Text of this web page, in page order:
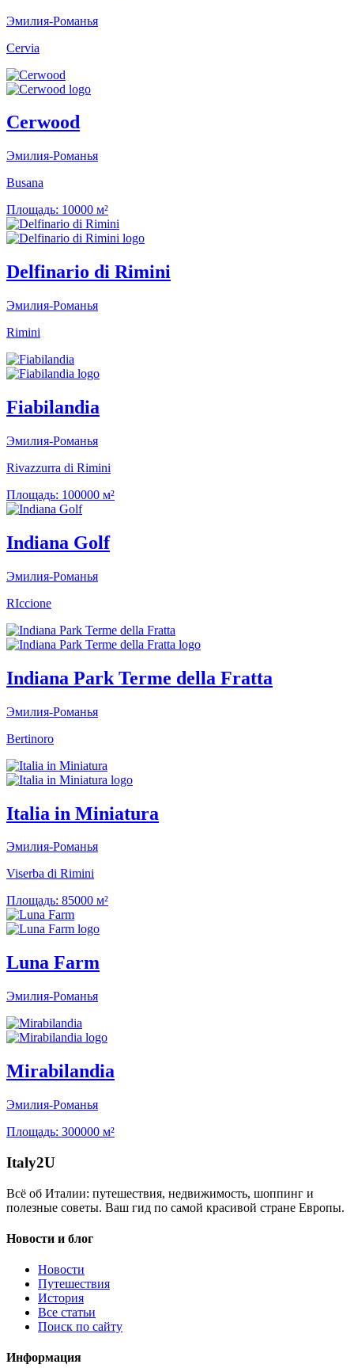
Эмилия-Романья
Cervia
Cerwood
Эмилия-Романья
Busana
Площадь: 10000 м²
Delfinario di Rimini
Эмилия-Романья
Rimini
Fiabilandia
Эмилия-Романья
Rivazzurra di Rimini
Площадь: 100000 м²
Indiana Golf
Эмилия-Романья
RIccione
Indiana Park Terme della Fratta
Эмилия-Романья
Bertinoro
Italia in Miniatura
Эмилия-Романья
Viserba di Rimini
Площадь: 85000 м²
Luna Farm
Эмилия-Романья
Mirabilandia
Эмилия-Романья
Площадь: 300000 м²
Italy2U
Всё об Италии: путешествия, недвижимость, шоппинг и
полезные советы. Ваш гид по самой красивой стране Европы.
Новости и блог
Новости
Путешествия
История
Все статьи
Поиск по сайту
Информация